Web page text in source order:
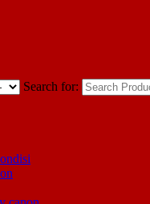
Search for: